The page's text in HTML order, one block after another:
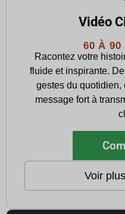
Vidéo
60 À 90
Racontez votre
fluide et inspirante.
gestes du quotidien,
message fort à
Voir